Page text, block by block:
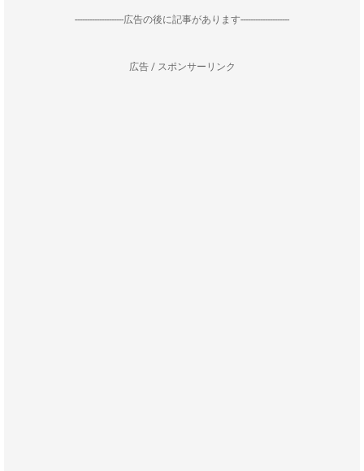
--------------------広告の後に記事があります--------------------
広告 / スポンサーリンク